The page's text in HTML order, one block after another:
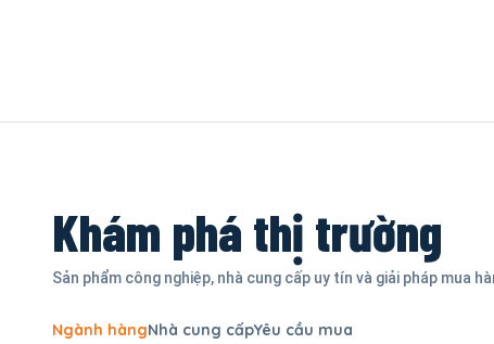
Khám phá thị trường
Sản phẩm công nghiệp, nhà cung cấp uy tín và giải pháp mua
Ngành hàngNhà cung cấpYêu cầu mua